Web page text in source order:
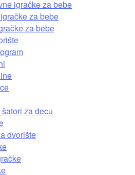
igračke za bebe
za bebe
za bebe
za decu
dvorište